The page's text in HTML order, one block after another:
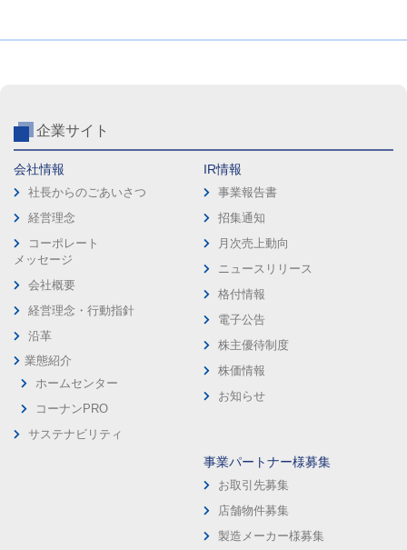
企業サイト
会社情報
社長からのごあいさつ
経営理念
コーポレート
メッセージ
会社概要
経営理念・行動指針
沿革
業態紹介
ホームセンター
コーナンPRO
サステナビリティ
IR情報
事業報告書
招集通知
月次売上動向
ニュースリリース
格付情報
電子公告
株主優待制度
株価情報
お知らせ
事業パートナー様募集
お取引先募集
店舗物件募集
製造メーカー様募集